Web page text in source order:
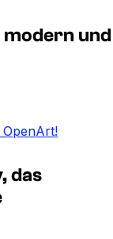
und
OpenArt!
das